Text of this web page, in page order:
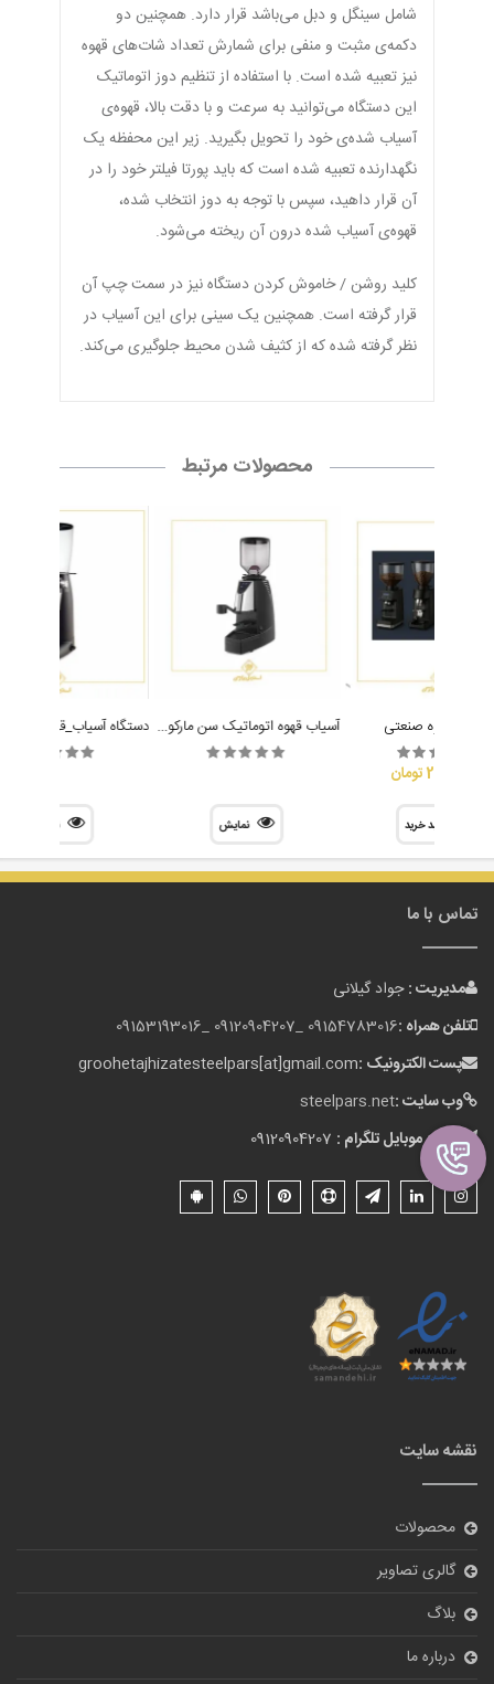
شامل سینگل و دبل می‌باشد قرار دارد. همچنین دو
دکمه‌ی مثبت و منفی برای شمارش تعداد شات‌های قهوه
نیز تعبیه شده است. با استفاده از تنظیم دوز اتوماتیک
این دستگاه می‌توانید به سرعت و با دقت بالا، قهوه‌ی
آسیاب شده‌ی خود را تحویل بگیرید. زیر این محفظه یک
نگهدارنده تعبیه شده است که باید پورتا فیلتر خود را در
آن قرار داهید، سپس با توجه به دوز انتخاب شده،
قهوه‌ی آسیاب شده درون آن ریخته می‌شود.
کلید روشن / خاموش کردن دستگاه نیز در سمت چپ آن
قرار گرفته است. همچنین یک سینی برای این آسیاب در
نظر گرفته شده که از کثیف شدن محیط جلوگیری می‌کند.
محصولات مرتبط
آسیاب قهوه صنعتی
20,000,000 تومان
سبد خرید
آسیاب قهوه اتوماتیک سن مارکو مدل SM92 Smart مشکی
نمایش
تماس با ما
مدیریت :جواد گیلانی
تلفن همراه :09154783016 _
09120904207 _
09153193016
پست الکترونیک :groohetajhizatesteelpars[at]gmail.com
وب سایت :steelpars.net
شماره موبایل تلگرام :
نقشه سایت
محصولات
گالری تصاویر
بلاگ
درباره ما